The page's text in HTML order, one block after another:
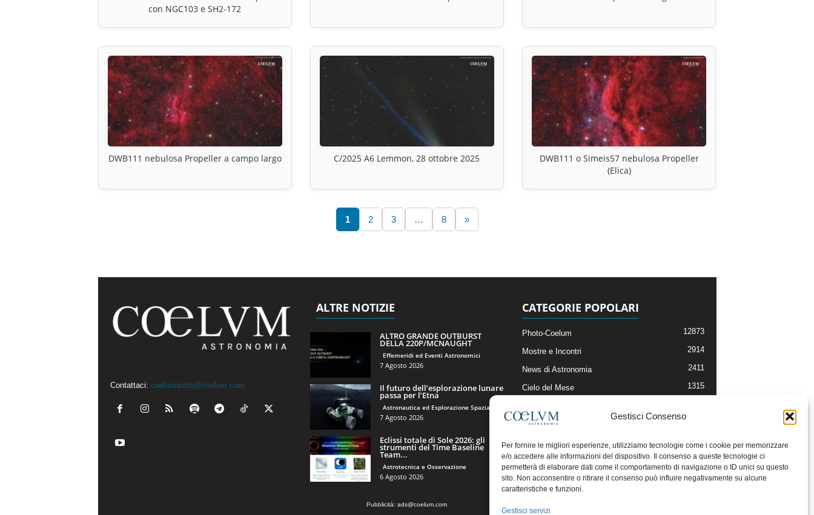
Gestisci Consenso
Per fornire le migliori esperienze, utilizziamo tecnologie come i cookie per memorizzare
e/o accedere alle informazioni del dispositivo. Il consenso a queste tecnologie ci
permetterà di elaborare dati come il comportamento di navigazione o ID unici su questo
sito. Non acconsentire o ritirare il consenso può influire negativamente su alcune
caratteristiche e funzioni.
Gestisci servizi
con NGC103 e SH2-172
DWB111 nebulosa Propeller a campo largo C/2025 A6 Lemmon, 28 ottobre 2025
DWB111 o Simeis57 nebulosa Propeller
(Elica)
1 2 3 … 8 »
Contattaci: coelumastro@coelum.com
ALTRE NOTIZIE
ALTRO GRANDE OUTBURST
DELLA 220P/MCNAUGHT
Effemeridi ed Eventi Astronomici
7 Agosto 2026
Il futuro dell’esplorazione lunare
passa per l’Etna
Astronautica ed Esplorazione Spaziale
7 Agosto 2026
Eclissi totale di Sole 2026: gli
strumenti del Time Baseline
Team...
Astrotecnica e Osservazione
6 Agosto 2026
CATEGORIE POPOLARI
Photo-Coelum 12873
Mostre e Incontri 2914
News di Astronomia 2411
Cielo del Mese 1315
Articoli e Risorse On-Line
Il Blog della Redazione
Pubblicità: ads@coelum.com